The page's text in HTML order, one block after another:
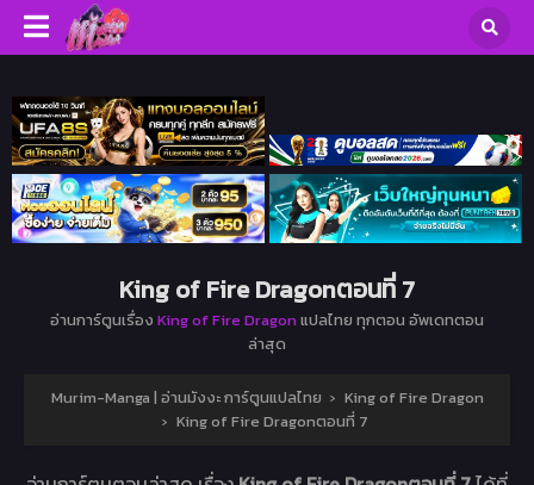
King of Fire Dragonตอนที่ 7
อ่านการ์ตูนเรื่อง King of Fire Dragon แปลไทย ทุกตอน อัพเดทตอน
ล่าสุด
Murim-Manga | อ่านมังงะ การ์ตูนแปลไทย › King of Fire Dragon
› King of Fire Dragonตอนที่ 7